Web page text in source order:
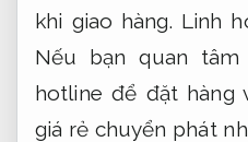
khi giao hàng. Linh
Nếu bạn quan
hotline để đặt hàng
giá rẻ chuyển phát